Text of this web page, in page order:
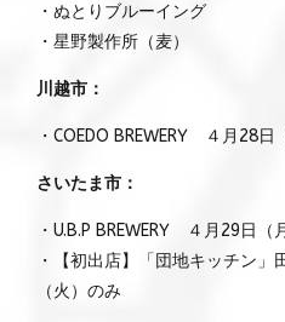
・ぬとりブルーイング
・星野製作所（麦）
川越市：
・COEDO BREWERY ４月28
さいたま市：
・U.B.P BREWERY ４月29日（
・【初出店】「団地キッチン
（火）のみ